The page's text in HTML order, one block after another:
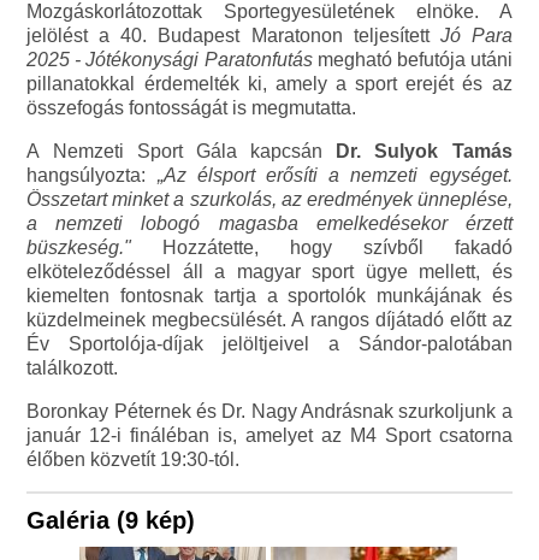
Mozgáskorlátozottak Sportegyesületének elnöke. A
jelölést a 40. Budapest Maratonon teljesített Jó Para
2025 - Jótékonysági Paratonfutásmegható befutója utáni
pillanatokkal érdemelték ki, amely a sport erejét és az
összefogás fontosságát is megmutatta.
A Nemzeti Sport Gála kapcsán
Dr. Sulyok Tamás
hangsúlyozta: „Az élsport erősíti a nemzeti egységet.
Összetart minket a szurkolás, az eredmények ünneplése,
a nemzeti lobogó magasba emelkedésekor érzett
büszkeség."Hozzátette, hogy szívből fakadó
elköteleződéssel áll a magyar sport ügye mellett, és
kiemelten fontosnak tartja a sportolók munkájának és
küzdelmeinek megbecsülését. A rangos díjátadó előtt az
Év Sportolója-díjak jelöltjeivel a Sándor-palotában
találkozott.
Boronkay Péternek és Dr. Nagy Andrásnak szurkoljunk a
január 12-i fináléban is, amelyet az M4 Sport csatorna
élőben közvetít 19:30-tól.
Galéria (9 kép)